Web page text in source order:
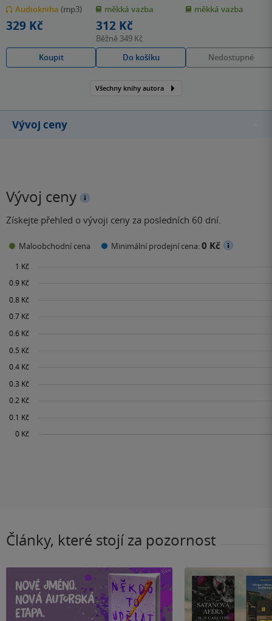
z
5
hvězdiček
Audiokniha (mp3)
329 Kč
Koupit
z
5
hvězdiček
měkká vazba
312 Kč
Běžně 349 Kč
Do košíku
z
5
hvězdiček
měkká vazba
Nedostupné
Všechny knihy autora
Vývoj ceny
Vývoj ceny
Získejte přehled o vývoji ceny za posledních 60 dní.
Maloobchodní cena Minimální prodejní cena:0 Kč
Články, které stojí za pozornost